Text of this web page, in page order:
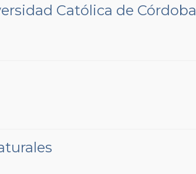
Católica de Córdoba